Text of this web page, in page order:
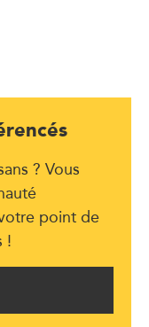
? Vous
point de
!